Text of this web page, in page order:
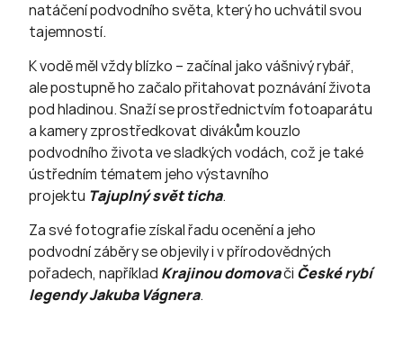
natáčení podvodního světa, který ho uchvátil svou
tajemností.
K vodě měl vždy blízko – začínal jako vášnivý rybář,
ale postupně ho začalo přitahovat poznávání života
pod hladinou. Snaží se prostřednictvím fotoaparátu
a kamery zprostředkovat divákům kouzlo
podvodního života ve sladkých vodách, což je také
ústředním tématem jeho výstavního
projektu Tajuplný svět ticha.
Za své fotografie získal řadu ocenění a jeho
podvodní záběry se objevily i v přírodovědných
pořadech, například Krajinou domovači České rybí
legendy Jakuba Vágnera.